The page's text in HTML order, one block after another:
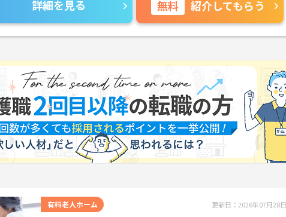
詳細を見る 無料 紹介してもらう
有料老人ホーム 更新日：2026年07月28日